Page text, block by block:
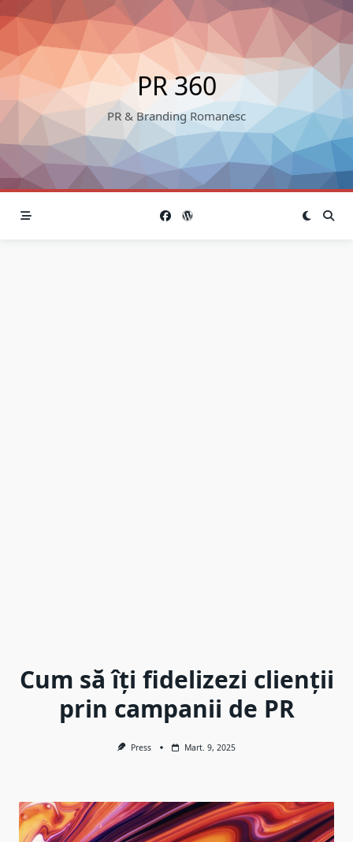
Skip
to
content
PR 360
PR & Branding Romanesc
Cum să îți fidelizezi clienții
prin campanii de PR
Press Mart. 9, 2025